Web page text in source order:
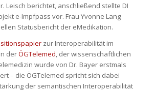
Leisch berichtet, anschließend stellte DI
e-Impfpass vor. Frau Yvonne Lang
Statusbericht der eMedikation.
zur Interoperabilität im
derÖGTelemed, der wissenschaftlichen
wurde von Dr. Bayer erstmals
– die ÖGTelemed spricht sich dabei
der semantischen Interoperabilität